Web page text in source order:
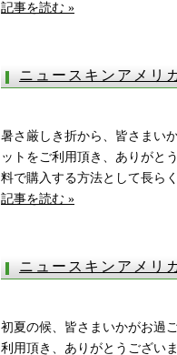
記事を読む »
ニュースキンアメリ
暑さ厳しき折から、皆さまい
ットをご利用頂き、ありがと
料で購入する方法として長ら
記事を読む »
ニュースキンアメリ
初夏の候、皆さまいかがお過
利用頂き、ありがとうござい